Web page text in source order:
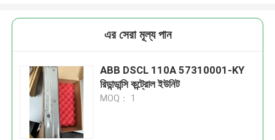
এর সেরা মূল্য পান
ABB DSCL 110A 57310001-KY
রিডান্ডান্সি কন্ট্রোল ইউনিট
MOQ： 1